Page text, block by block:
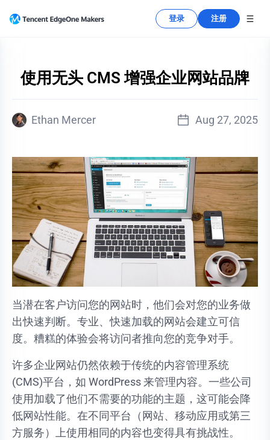
登录 注册
使用无头 CMS 增强企业网站品牌
Ethan Mercer Aug 27, 2025
当潜在客户访问您的网站时，他们会对您的业务做
出快速判断。专业、快速加载的网站会建立可信
度。糟糕的体验会将访问者推向您的竞争对手。
许多企业网站仍然依赖于传统的内容管理系统
(CMS)平台，如 WordPress 来管理内容。一些公司
使用加载了他们不需要的功能的主题，这可能会降
低网站性能。在不同平台（网站、移动应用或第三
方服务）上使用相同的内容也变得具有挑战性。